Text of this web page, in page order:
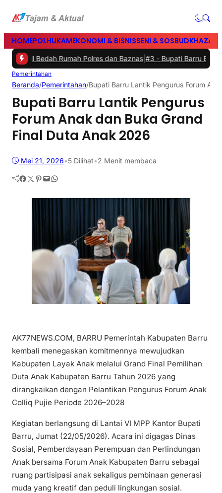
HOMEPOLHUKAMEKONOMI & BISNISSENI & SOSBUD
Bedah Rumah Polres dan Baznas|#3 -Bupati Barru Buka
Pemerintahan
Beranda/Pemerintahan/Bupati Barru Lantik Pengurus Forum
Bupati Barru Lantik Pengurus
Forum Anak dan Buka Grand
Final Duta Anak 2026
Mei 21, 2026•5 Dilihat•2 Menit membaca
Facebook Twitter Pinterest Mail WhatsApp
AK77NEWS.COM, BARRU Pemerintah Kabupaten Barru
kembali menegaskan komitmennya mewujudkan
Kabupaten Layak Anak melalui Grand Final Pemilihan
Duta Anak Kabupaten Barru Tahun 2026 yang
dirangkaikan dengan Pelantikan Pengurus Forum Anak
Colliq Pujie Periode 2026–2028
Kegiatan berlangsung di Lantai VI MPP Kantor Bupati
Barru, Jumat (22/05/2026). Acara ini digagas Dinas
Sosial, Pemberdayaan Perempuan dan Perlindungan
Anak bersama Forum Anak Kabupaten Barru sebagai
ruang partisipasi anak sekaligus pembinaan generasi
muda yang kreatif dan peduli lingkungan sosial.